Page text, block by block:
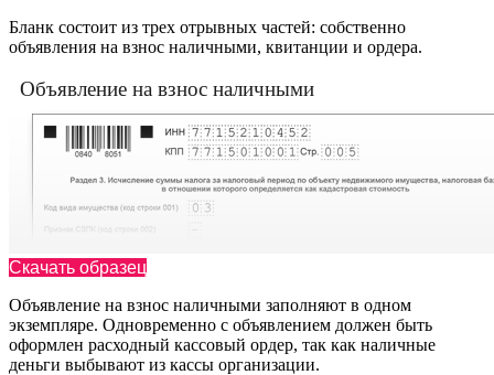
Бланк состоит из трех отрывных частей: собственно
объявления на взнос наличными, квитанции и ордера.
Объявление на взнос наличными
Скачать образец
Объявление на взнос наличными заполняют в одном
экземпляре. Одновременно с объявлением должен быть
оформлен расходный кассовый ордер, так как наличные
деньги выбывают из кассы организации.